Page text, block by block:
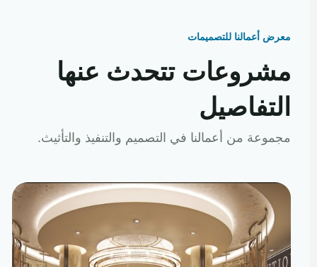
معرض أعمالنا للتصميمات
مشروعات تتحدث عنها
التفاصيل
مجموعة من أعمالنا في التصميم والتنفيذ والتأثيث.